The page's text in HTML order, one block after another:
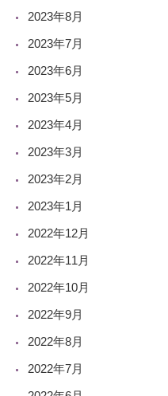
2023年8月
2023年7月
2023年6月
2023年5月
2023年4月
2023年3月
2023年2月
2023年1月
2022年12月
2022年11月
2022年10月
2022年9月
2022年8月
2022年7月